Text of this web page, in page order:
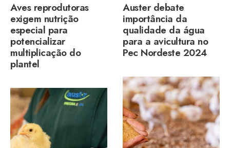
Aves reprodutoras
exigem nutrição
especial para
potencializar
multiplicação do
plantel
Auster debate
importância da
qualidade da água
para a avicultura no
Pec Nordeste 2024